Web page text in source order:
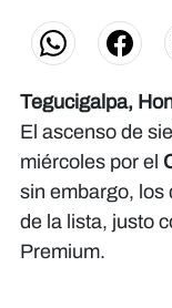
Tegucigalpa,
El ascenso de
miércoles por el
sin embargo, los
de la lista, justo
Premium.